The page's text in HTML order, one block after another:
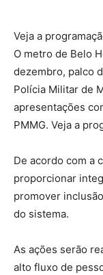
Veja a
O metro de Belo
dezembro, palco
Polícia Militar de
apresentações
PMMG. Veja a
De acordo com a
proporcionar
promover
do sistema.
As ações serão
alto fluxo de